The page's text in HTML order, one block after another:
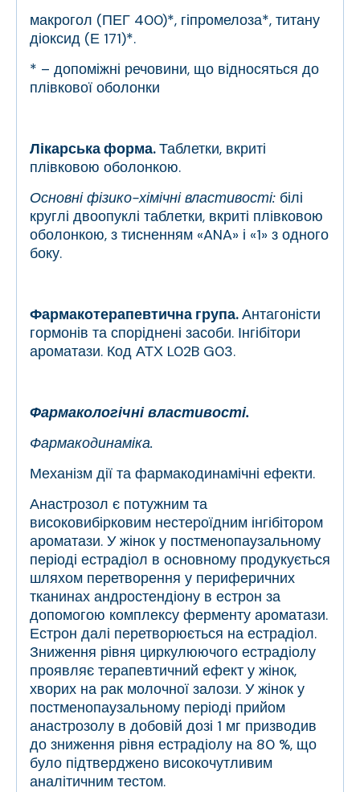
макрогол (ПЕГ 400)*, гіпромелоза*, титану
діоксид (Е 171)*.
* – допоміжні речовини, що відносяться до
плівкової оболонки
Лікарська форма.Таблетки, вкриті
плівковою оболонкою.
Основні фізико-хімічні властивості: білі
круглі двоопуклі таблетки, вкриті плівковою
оболонкою, з тисненням «ANA» і «1» з одного
боку.
Фармакотерапевтична група.Антагоністи
гормонів та споріднені засоби. Інгібітори
ароматази. Код АТХ L02B G03.
Фармакологічні властивості.
Фармакодинаміка.
Механізм дії та фармакодинамічні ефекти.
Анастрозол є потужним та
високовибірковим нестероїдним інгібітором
ароматази. У жінок у постменопаузальному
періоді естрадіол в основному продукується
шляхом перетворення у периферичних
тканинах андростендіону в естрон за
допомогою комплексу ферменту ароматази.
Естрон далі перетворюється на естрадіол.
Зниження рівня циркулюючого естрадіолу
проявляє терапевтичний ефект у жінок,
хворих на рак молочної залози. У жінок у
постменопаузальному періоді прийом
анастрозолу в добовій дозі 1 мг призводив
до зниження рівня естрадіолу на 80 %, що
було підтверджено високочутливим
аналітичним тестом.